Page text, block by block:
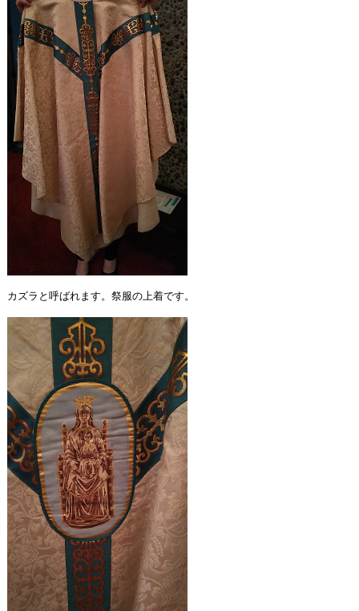
カズラと呼ばれます。祭服の上着です。